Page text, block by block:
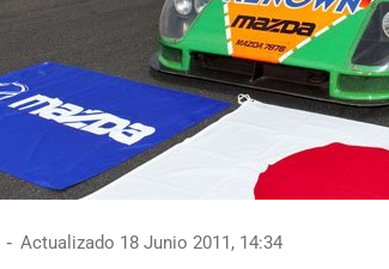
Actualizado 18 Junio 2011, 14:34